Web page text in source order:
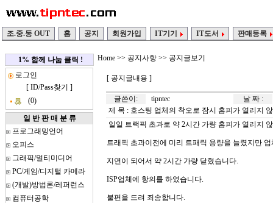
조.중.동 OUT 홈 공지 회원가입 IT기기 IT도서 판매등록
1% 함께 나눔 클릭 !
로그인
[ ID/Pass찾기 ]
(0)
일 반 판 매 분 류
프로그래밍언어
오피스
그래픽/멀티미디어
PC/게임/디지털 카메라
(개발)방법론/레퍼런스
컴퓨터공학
Home >> 공지사항 >> 공지글보기
[ 공지글내용 ]
글쓴이: tipntec
날 짜 :
제 목 : 호스팅 업체의 착오로 잠시 홈피가 열리지
일일 트랙픽 초과로 약 2시간 가량 홈피가 열리지
트래픽 초과이전에 미리 트패릭 용량을 늘렸지만
지연이 되어서 약 2시간 가량 닫혔습니다.
ISP업체에 항의를 하였습니다.
불편을 드려 죄송합니다.